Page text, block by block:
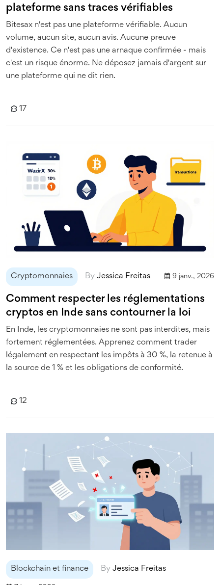
plateforme sans traces vérifiables
Bitesax n'est pas une plateforme vérifiable. Aucun
volume, aucun site, aucun avis. Aucune preuve
d'existence. Ce n'est pas une arnaque confirmée - mais
c'est un risque énorme. Ne déposez jamais d'argent sur
une plateforme qui ne dit rien.
17
Cryptomonnaies By Jessica Freitas 9 janv., 2026
Comment respecter les réglementations
cryptos en Inde sans contourner la loi
En Inde, les cryptomonnaies ne sont pas interdites, mais
fortement réglementées. Apprenez comment trader
légalement en respectant les impôts à 30 %, la retenue à
la source de 1 % et les obligations de conformité.
12
Blockchain et finance By Jessica Freitas